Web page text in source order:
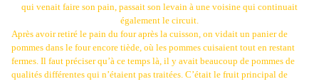
qui venait faire son pain, passait son levain à une voisine qui continuait
également le circuit.
Après avoir retiré le pain du four après la cuisson, on vidait un panier de
pommes dans le four encore tiède, où les pommes cuisaient tout en restant
fermes. Il faut préciser qu’à ce temps là, il y avait beaucoup de pommes de
qualités différentes qui n’étaient pas traitées. C’était le fruit principal de